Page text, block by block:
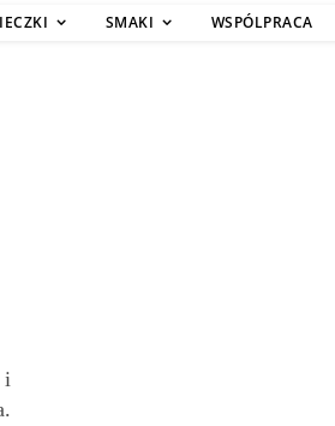
SMAKI WSPÓLPRACA
i